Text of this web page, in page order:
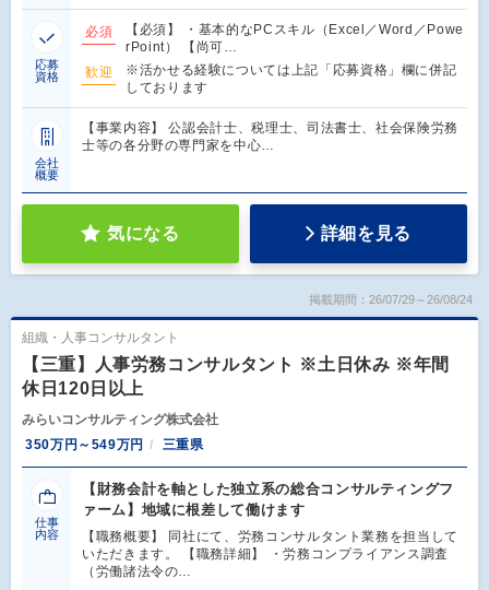
応募
資格
必須
【必須】 ・基本的なPCスキル（Excel／Word／Powe
rPoint） 【尚可…
歓迎
※活かせる経験については上記「応募資格」欄に併記
しております
会社
概要
【事業内容】 公認会計士、税理士、司法書士、社会保険労務
士等の各分野の専門家を中心…
気になる 詳細を見る
掲載期間：26/07/29～26/08/24
組織・人事コンサルタント
【三重】人事労務コンサルタント ※土日休み ※年間
休日120日以上
みらいコンサルティング株式会社
350万円～549万円
三重県
仕事
内容
【財務会計を軸とした独立系の総合コンサルティングフ
ァーム】地域に根差して働けます
【職務概要】 同社にて、労務コンサルタント業務を担当して
いただきます。 【職務詳細】 ・労務コンプライアンス調査
（労働諸法令の…